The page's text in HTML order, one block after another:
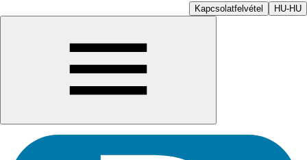
Kapcsolatfelvétel HU-HU